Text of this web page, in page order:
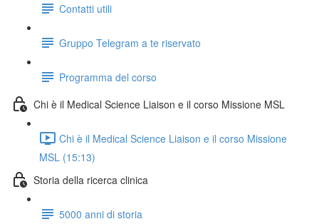
Contatti utili
Gruppo Telegram a te riservato
Programma del corso
Chi è il Medical Science Liaison e il corso Missione MSL
Chi è il Medical Science Liaison e il corso Missione
MSL (15:13)
Storia della ricerca clinica
5000 anni di storia